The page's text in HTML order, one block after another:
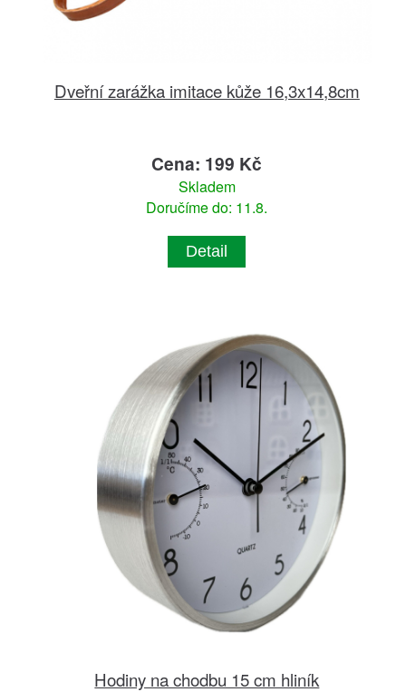
Dveřní zarážka imitace kůže 16,3x14,8cm
Cena: 199 Kč
Skladem
Doručíme do: 11.8.
Detail
Hodiny na chodbu 15 cm hliník